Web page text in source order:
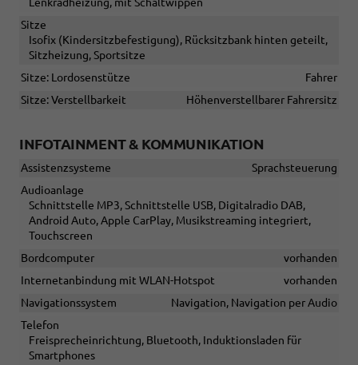
Sitze
Isofix (Kindersitzbefestigung), Rücksitzbank hinten geteilt,
Sitzheizung, Sportsitze
Sitze: Lordosenstütze
Fahrer
Sitze: Verstellbarkeit
Höhenverstellbarer Fahrersitz
INFOTAINMENT & KOMMUNIKATION
Assistenzsysteme
Sprachsteuerung
Audioanlage
Schnittstelle MP3, Schnittstelle USB, Digitalradio DAB,
Android Auto, Apple CarPlay, Musikstreaming integriert,
Touchscreen
Bordcomputer
vorhanden
Internetanbindung mit WLAN-Hotspot
vorhanden
Navigationssystem
Navigation, Navigation per Audio
Telefon
Freisprecheinrichtung, Bluetooth, Induktionsladen für
Smartphones